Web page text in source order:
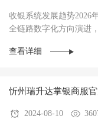
收银系统发展趋势2026
全链路数字化方向演进
查看详细
忻州瑞升达掌银商服
2024-08-10